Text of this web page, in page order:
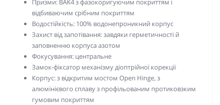
Призми: BAK4 з фазокоригуючим покриттям і
відбиваючим срібним покриттям
Водостійкість: 100% водонепроникний корпус
Захист від запотівання: завдяки герметичності й
заповненню корпуса азотом
Фокусування: центральне
Замок-фіксатор механізму діоптрійної корекції
Корпус: з відкритим мостом Open Hinge, з
алюмінієвого сплаву з профільованим протиковзким
гумовим покриттям